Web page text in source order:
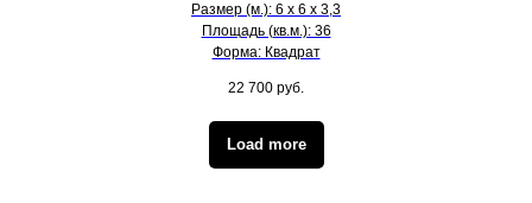
Размер (м.): 6 х 6 х 3,3
Площадь (кв.м.): 36
Форма: Квадрат
22 700 руб.
Load more